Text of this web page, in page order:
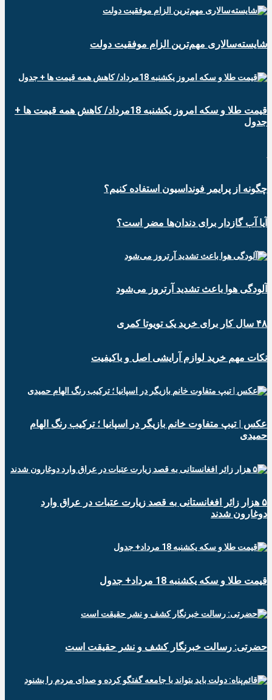
شایسته‌سالاری مهم‌ترین الزام موفقیت دولت
قیمت طلا و سکه امروز یکشنبه 18مرداد/ کاهش همه قیمت ها +
جدول
چگونه از پرایمر فونداسیون استفاده کنیم؟
آیا آب گازدار برای دندان‌ها مضر است؟
آلودگی هوا باعث تشدید آرتروز می‌شود
۴۸ سال کار برای خرید یک تویوتا کمری
نکات مهم خرید لوازم آرایشی اصل و باکیفیت
عکس | تیپ متفاوت خانم بازیگر در اسپانیا ؛ ترکیب رنگ الهام
حمیدی
۵ هزار زائر افغانستانی به قصد زیارت عتبات در عراق وارد
دوغارون شدند
قیمت طلا و سکه یکشنبه 18 مرداد+ جدول
حضرتی: رسالت خبرنگار کشف و نشر حقیقت است